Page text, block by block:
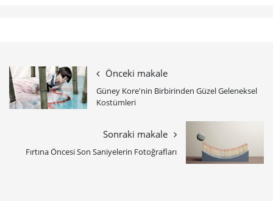
Önceki makale
Güney Kore'nin Birbirinden Güzel Geleneksel
Kostümleri
Sonraki makale
Fırtına Öncesi Son Saniyelerin Fotoğrafları